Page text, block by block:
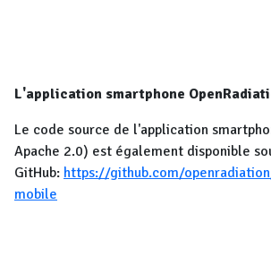
L'application smartphone
Le code source de l'application
Apache 2.0) est également disponible
GitHub: https://github.com/
mobile